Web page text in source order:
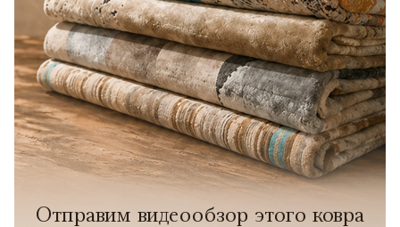
Отправим видеообзор этого ковра